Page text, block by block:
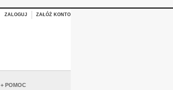
ZALOGUJ ZAŁÓŻ KONTO
+ POMOC